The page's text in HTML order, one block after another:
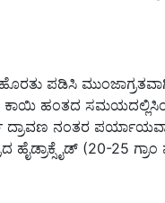
ಪಡಿಸಿ
ಹಂತದ
ನಂತರ ಪರ್ಯಾಯವಾಗಿ
(20-25